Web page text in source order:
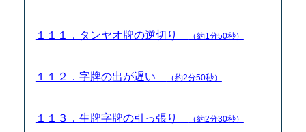
１１１．タンヤオ牌の逆切り （約1分50秒）
１１２．字牌の出が遅い （約2分50秒）
１１３．生牌字牌の引っ張り （約2分30秒）